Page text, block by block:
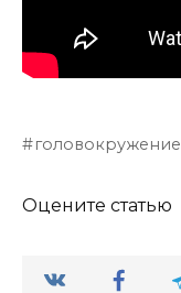
головокружение
Оцените статью